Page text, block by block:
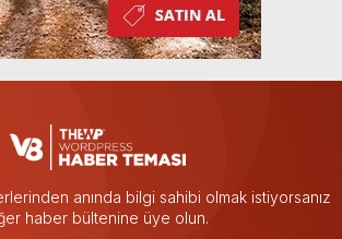
anında bilgi sahibi olmak istiyorsanız
haber bültenine üye olun.